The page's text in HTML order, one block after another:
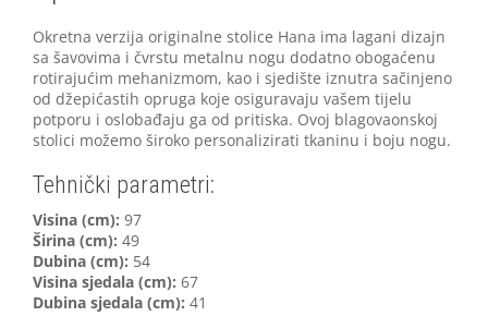
Okretna verzija originalne stolice Hana ima lagani dizajn
sa šavovima i čvrstu metalnu nogu dodatno obogaćenu
rotirajućim mehanizmom, kao i sjedište iznutra sačinjeno
od džepićastih opruga koje osiguravaju vašem tijelu
potporu i oslobađaju ga od pritiska. Ovoj blagovaonskoj
stolici možemo široko personalizirati tkaninu i boju nogu.
Tehnički parametri:
Visina (cm): 97
Širina (cm): 49
Dubina (cm): 54
Visina sjedala (cm): 67
Dubina sjedala (cm): 41